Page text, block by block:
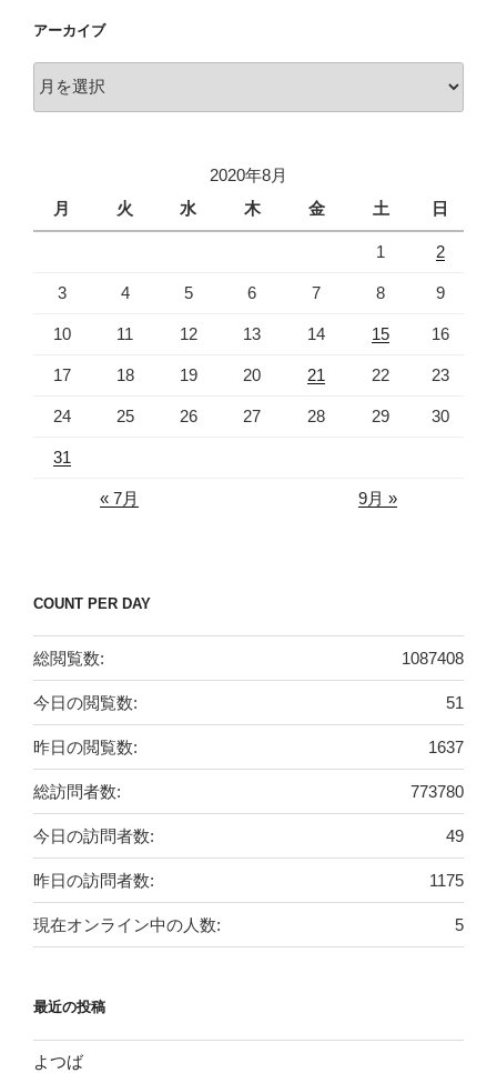
ー
アーカイブ
ー
2020年8月
月
火 水 木 金 土 日
1 2
3 4 5 6 7 8 9
10 11 12 13 14 15 16
17 18 19 20 21 22 23
24 25 26 27 28 29 30
31
« 7月 9月 »
COUNT PER DAY
1087408
総閲覧数:
51
今日の閲覧数:
1637
昨日の閲覧数:
773780
総訪問者数:
49
今日の訪問者数:
1175
昨日の訪問者数:
5
現在オンライン中の人数:
最近の投稿
よつば